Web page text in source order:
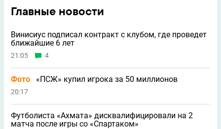
Главные новости
Винисиус подписал контракт с клубом, где проведет
ближайшие 6 лет
21:05 4
Фото «ПСЖ» купил игрока за 50 миллионов
20:17
Футболиста «Ахмата» дисквалифицировали на 2
матча после игры со «Спартаком»